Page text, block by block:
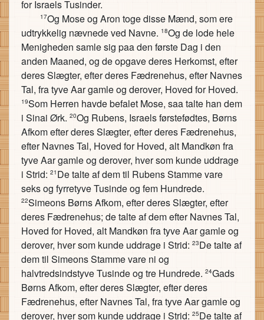
for Israels Tusinder.
17Og Mose og Aron toge disse Mænd, som ere
udtrykkelig nævnede ved Navne. 18Og de lode hele
Menigheden samle sig paa den første Dag i den
anden Maaned, og de opgave deres Herkomst, efter
deres Slægter, efter deres Fædrenehus, efter Navnes
Tal, fra tyve Aar gamle og derover, Hoved for Hoved.
19Som Herren havde befalet Mose, saa talte han dem
i Sinai Ørk. 20Og Rubens, Israels førstefødtes, Børns
Afkom efter deres Slægter, efter deres Fædrenehus,
efter Navnes Tal, Hoved for Hoved, alt Mandkøn fra
tyve Aar gamle og derover, hver som kunde uddrage
i Strid: 21 De talte af dem til Rubens Stamme vare
seks og fyrretyve Tusinde og fem Hundrede.
22Simeons Børns Afkom, efter deres Slægter, efter
deres Fædrenehus; de talte af dem efter Navnes Tal,
Hoved for Hoved, alt Mandkøn fra tyve Aar gamle og
derover, hver som kunde uddrage i Strid: 23De talte af
dem til Simeons Stamme vare ni og
halvtredsindstyve Tusinde og tre Hundrede. 24Gads
Børns Afkom, efter deres Slægter, efter deres
Fædrenehus, efter Navnes Tal, fra tyve Aar gamle og
derover, hver som kunde uddrage i Strid: 25De talte af